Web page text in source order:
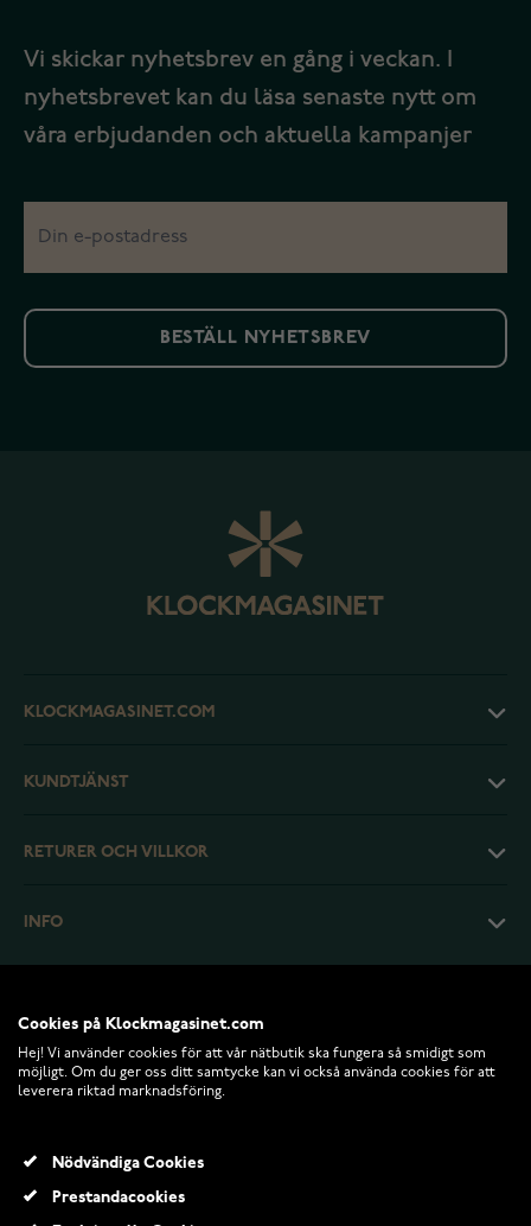
Vi skickar nyhetsbrev en gång i veckan. I
nyhetsbrevet kan du läsa senaste nytt om
våra erbjudanden och aktuella kampanjer
BESTÄLL NYHETSBREV
KLOCKMAGASINET.COM
KUNDTJÄNST
RETURER OCH VILLKOR
INFO
Cookies på Klockmagasinet.com
Hej! Vi använder cookies för att vår nätbutik ska fungera så smidigt som
möjligt. Om du ger oss ditt samtycke kan vi också använda cookies för att
leverera riktad marknadsföring.
Nödvändiga Cookies
Prestandacookies